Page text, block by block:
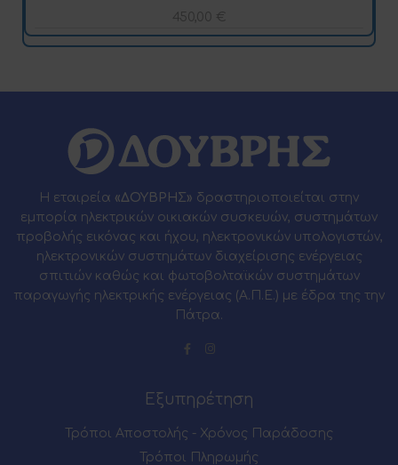
450,00 €
Η εταιρεία «ΔΟΥΒΡΗΣ» δραστηριοποιείται στην
εμπορία ηλεκτρικών οικιακών συσκευών, συστημάτων
προβολής εικόνας και ήχου, ηλεκτρονικών υπολογιστών,
ηλεκτρονικών συστημάτων διαχείρισης ενέργειας
σπιτιών καθώς και φωτοβολταϊκών συστημάτων
παραγωγής ηλεκτρικής ενέργειας (Α.Π.Ε.) με έδρα της την
Πάτρα.
Εξυπηρέτηση
Τρόποι Αποστολής - Χρόνος Παράδοσης
Τρόποι Πληρωμής